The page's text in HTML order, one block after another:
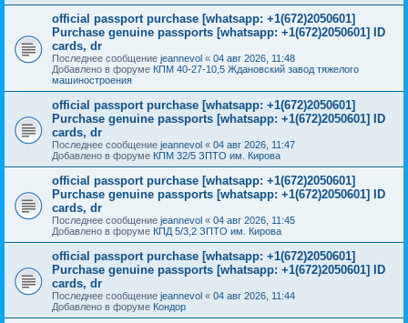
official passport purchase [whatsapp: +1(672)2050601]
Purchase genuine passports [whatsapp: +1(672)2050601] ID
cards, dr
Последнее сообщение jeannevol « 04 авг 2026, 11:48
Добавлено в форуме КПМ 40-27-10,5 Ждановский завод тяжелого
машиностроения
official passport purchase [whatsapp: +1(672)2050601]
Purchase genuine passports [whatsapp: +1(672)2050601] ID
cards, dr
Последнее сообщение jeannevol « 04 авг 2026, 11:47
Добавлено в форуме КПМ 32/5 ЗПТО им. Кирова
official passport purchase [whatsapp: +1(672)2050601]
Purchase genuine passports [whatsapp: +1(672)2050601] ID
cards, dr
Последнее сообщение jeannevol « 04 авг 2026, 11:45
Добавлено в форуме КПД 5/3,2 ЗПТО им. Кирова
official passport purchase [whatsapp: +1(672)2050601]
Purchase genuine passports [whatsapp: +1(672)2050601] ID
cards, dr
Последнее сообщение jeannevol « 04 авг 2026, 11:44
Добавлено в форуме Кондор